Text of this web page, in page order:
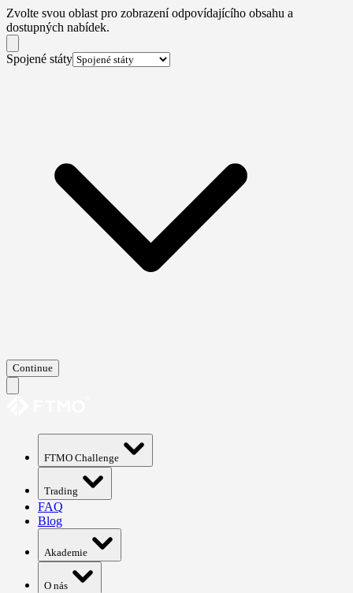
Zvolte svou oblast pro zobrazení odpovídajícího obsahu a
dostupných nabídek.
Spojené státy
Continue
FTMO Challenge
Trading
FAQ
Blog
Akademie
O nás